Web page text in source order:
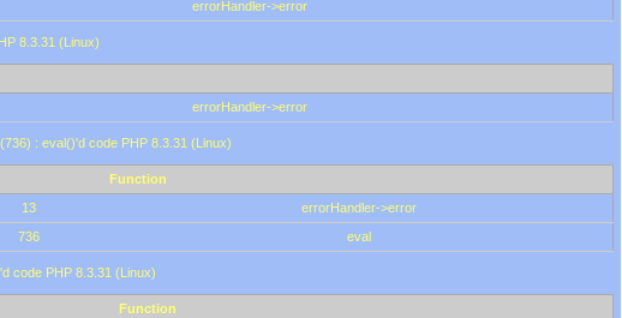
errorHandler->error
8.3.31 (Linux)
errorHandler->error
: eval()'d code PHP 8.3.31 (Linux)
Function
13
errorHandler->error
736 eval
code PHP 8.3.31 (Linux)
Function